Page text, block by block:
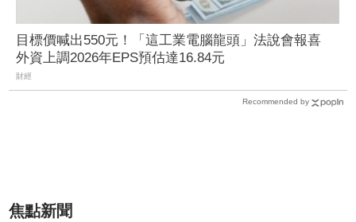
目標價喊出550元！「這工業電腦龍頭」法說會報喜
外資上調2026年EPS預估達16.84元
財經
Recommended by
焦點新聞